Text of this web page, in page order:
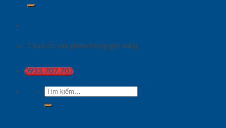
Chưa có sản phẩm trong giỏ hàng.
0933.707.707
Tìm
kiếm: